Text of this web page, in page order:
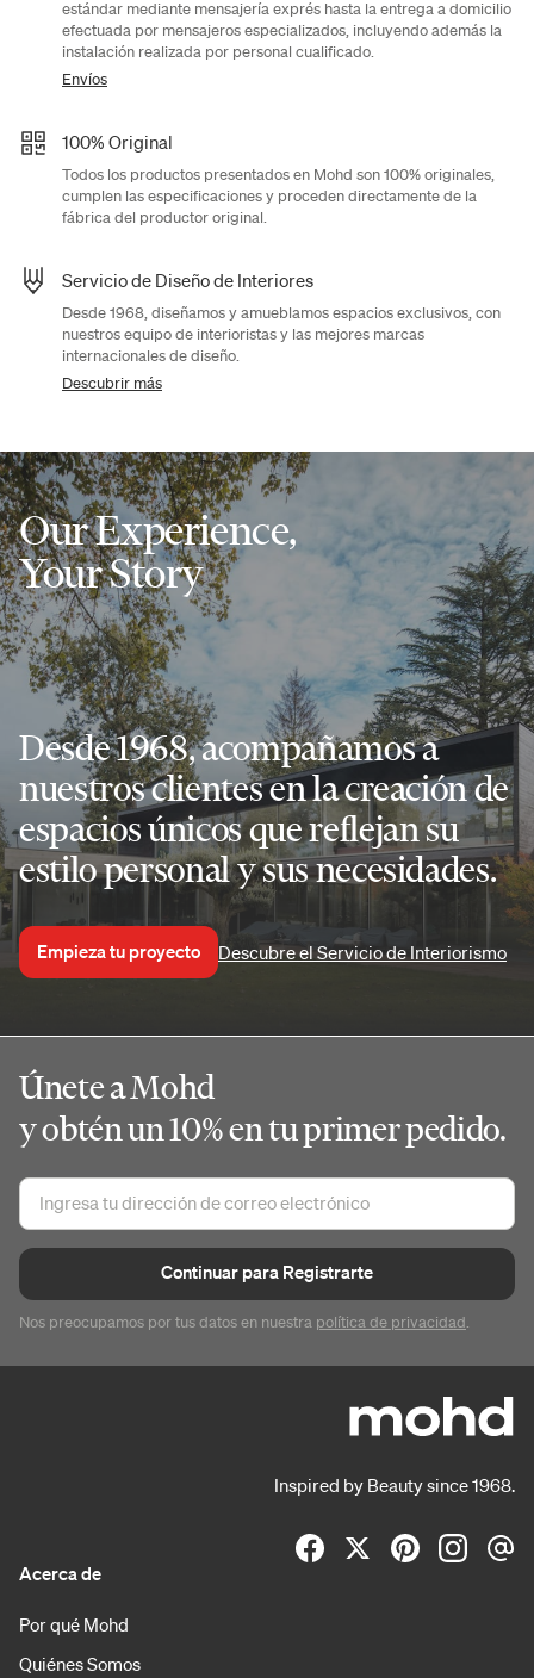
estándar mediante mensajería exprés hasta la entrega a domicilio
efectuada por mensajeros especializados, incluyendo además la
instalación realizada por personal cualificado.
Envíos
100% Original
Todos los productos presentados en Mohd son 100% originales,
cumplen las especificaciones y proceden directamente de la
fábrica del productor original.
Servicio de Diseño de Interiores
Desde 1968, diseñamos y amueblamos espacios exclusivos, con
nuestros equipo de interioristas y las mejores marcas
internacionales de diseño.
Descubrir más
Our Experience,
Your Story
Desde 1968, acompañamos a
nuestros clientes en la creación de
espacios únicos que reflejan su
estilo personal y sus necesidades.
Empieza tu proyecto Descubre el Servicio de Interiorismo
Únete a Mohd
y obtén un 10% en tu primer pedido.
Continuar para Registrarte
Nos preocupamos por tus datos en nuestra política de privacidad.
Inspired by Beauty since 1968.
Acerca de
Por qué Mohd
Quiénes Somos